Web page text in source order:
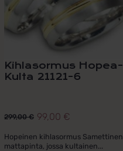
Kihlasormus Hopea-
Kulta 21121-6
299,00€
Alkuperäinen
hinta
99,00 €
Nykyinen
hinta
Hopeinen kihlasormus Samettinen
mattapinta, jossa kultainen...
tehdä
valinnat
tuotteen